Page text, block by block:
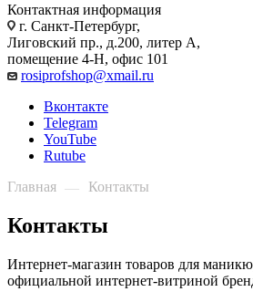
Контактная информация
г. Санкт-Петербург,
Лиговский пр., д.200, литер А,
помещение 4-Н, офис 101
rosiprofshop@xmail.ru
Вконтакте
Telegram
YouTube
Rutube
Главная — Контакты
Контакты
Интернет-магазин товаров для
официальной интернет-витриной